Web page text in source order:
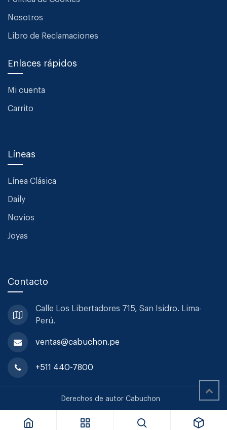
Nosotros
Libro de Reclamaciones
Enlaces rápidos
Mi cuenta
Carrito
Líneas
Línea Clásica
Daily
Novios
Joyas
Contacto
Calle Los Libertadores 715, San Isidro. Lima-
Perú.
ventas@cabuchon.pe
+511 440-7800
Derechos de autor Cabuchon